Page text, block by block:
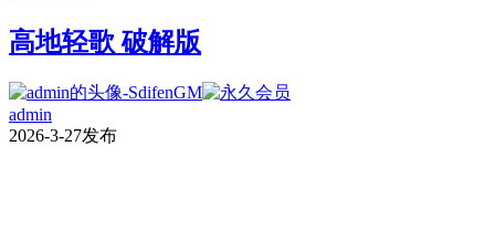
高地轻歌 破解版
admin
2026-3-27发布